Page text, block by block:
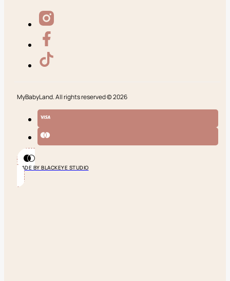
MyBabyLand. All rights reserved © 2026
MADE BY BLACKEYE STUDIO